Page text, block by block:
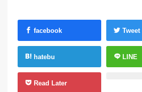
facebook Tweet
hatebu LINE
Read Later